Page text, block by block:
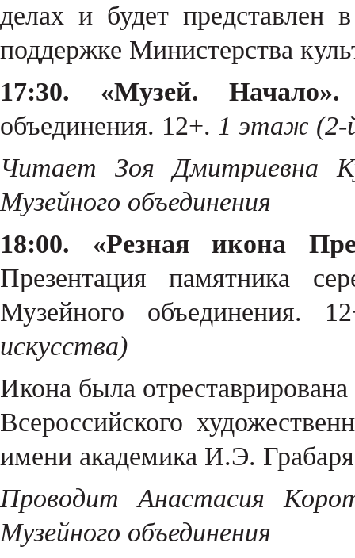
делах и будет представлен
поддержке Министерства
17:30. «Музей. Начало».
объединения. 12+. 1 этаж (2-
Читает Зоя Дмитриевна
Музейного объединения
18:00. «Резная икона
Презентация памятника
Музейного
искусства)
Икона была
Всероссийского
имени академика И.Э.
Проводит Анастасия
Музейного объединения